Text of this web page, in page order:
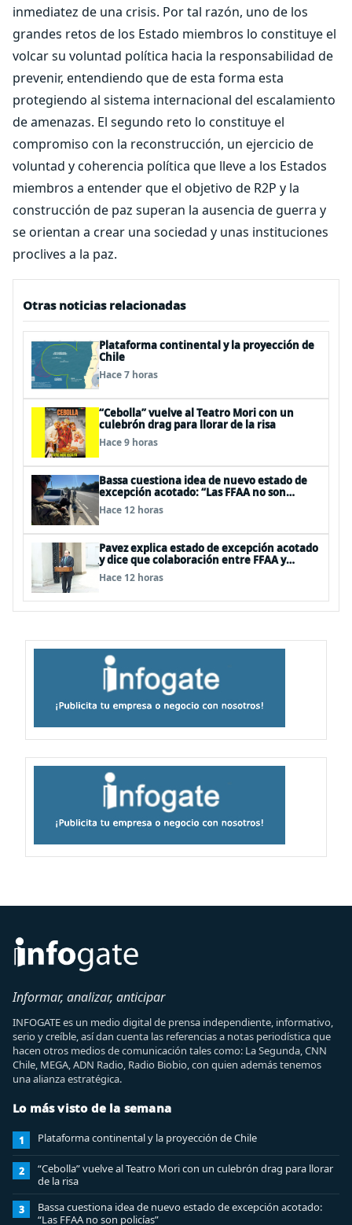
inmediatez de una crisis. Por tal razón, uno de los
grandes retos de los Estado miembros lo constituye el
volcar su voluntad política hacia la responsabilidad de
prevenir, entendiendo que de esta forma esta
protegiendo al sistema internacional del escalamiento
de amenazas. El segundo reto lo constituye el
compromiso con la reconstrucción, un ejercicio de
voluntad y coherencia política que lleve a los Estados
miembros a entender que el objetivo de R2P y la
construcción de paz superan la ausencia de guerra y
se orientan a crear una sociedad y unas instituciones
proclives a la paz.
Otras noticias relacionadas
Plataforma continental y la proyección de
Chile
Hace 7 horas
“Cebolla” vuelve al Teatro Mori con un
culebrón drag para llorar de la risa
Hace 9 horas
Bassa cuestiona idea de nuevo estado de
excepción acotado: “Las FFAA no son
policías”
Hace 12 horas
Pavez explica estado de excepción acotado
y dice que colaboración entre FFAA y
policías, “es algo del todo pertinente
analizar”
Hace 12 horas
Informar, analizar, anticipar
INFOGATE es un medio digital de prensa independiente, informativo,
serio y creíble, así dan cuenta las referencias a notas periodística que
hacen otros medios de comunicación tales como: La Segunda, CNN
Chile, MEGA, ADN Radio, Radio Biobio, con quien además tenemos
una alianza estratégica.
Lo más visto de la semana
1 Plataforma continental y la proyección de Chile
2
“Cebolla” vuelve al Teatro Mori con un culebrón drag para llorar
de la risa
3
Bassa cuestiona idea de nuevo estado de excepción acotado:
“Las FFAA no son policías”